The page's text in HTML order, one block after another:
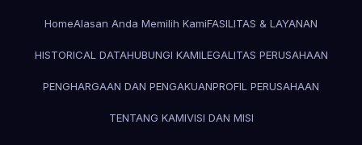
HomeAlasan Anda Memilih KamiFASILITAS & LAYANAN
HISTORICAL DATAHUBUNGI KAMILEGALITAS PERUSAHAAN
PENGHARGAAN DAN PENGAKUANPROFIL PERUSAHAAN
TENTANG KAMIVISI DAN MISI